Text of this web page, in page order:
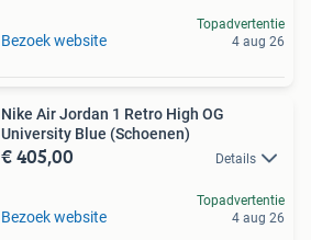
Bezoek website
Topadvertentie
4 aug 26
Nike Air Jordan 1 Retro High OG
University Blue (Schoenen)
€ 405,00 Details
Bezoek website
Topadvertentie
4 aug 26